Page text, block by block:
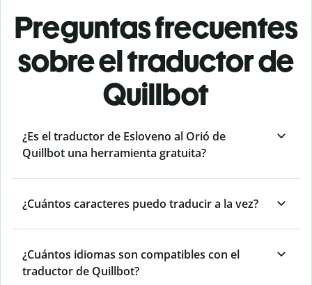
Preguntas frecuentes
sobre el traductor de
Quillbot
¿Es el traductor de Esloveno al Orió de
Quillbot una herramienta gratuita?
¿Cuántos caracteres puedo traducir a la vez?
¿Cuántos idiomas son compatibles con el
traductor de Quillbot?